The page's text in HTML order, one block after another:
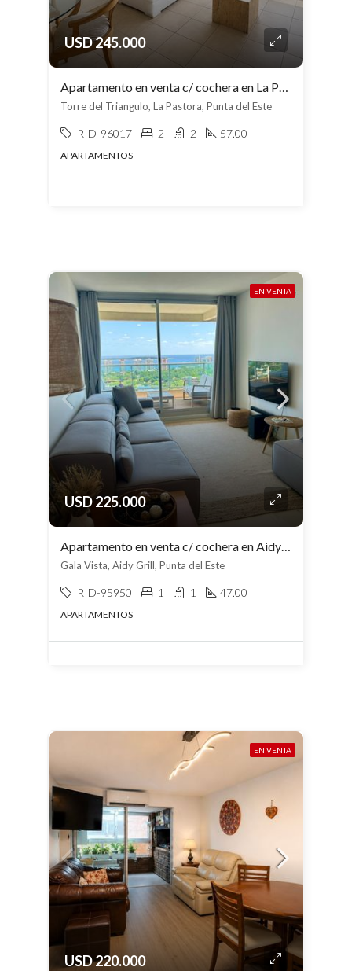
USD 245.000
Apartamento en venta c/ cochera en La Pastora
Torre del Triangulo, La Pastora, Punta del Este
RID-96017 2 2 57.00
APARTAMENTOS
EN VENTA
USD 225.000
Apartamento en venta c/ cochera en Aidy Grill
Gala Vista, Aidy Grill, Punta del Este
RID-95950 1 1 47.00
APARTAMENTOS
EN VENTA
USD 220.000